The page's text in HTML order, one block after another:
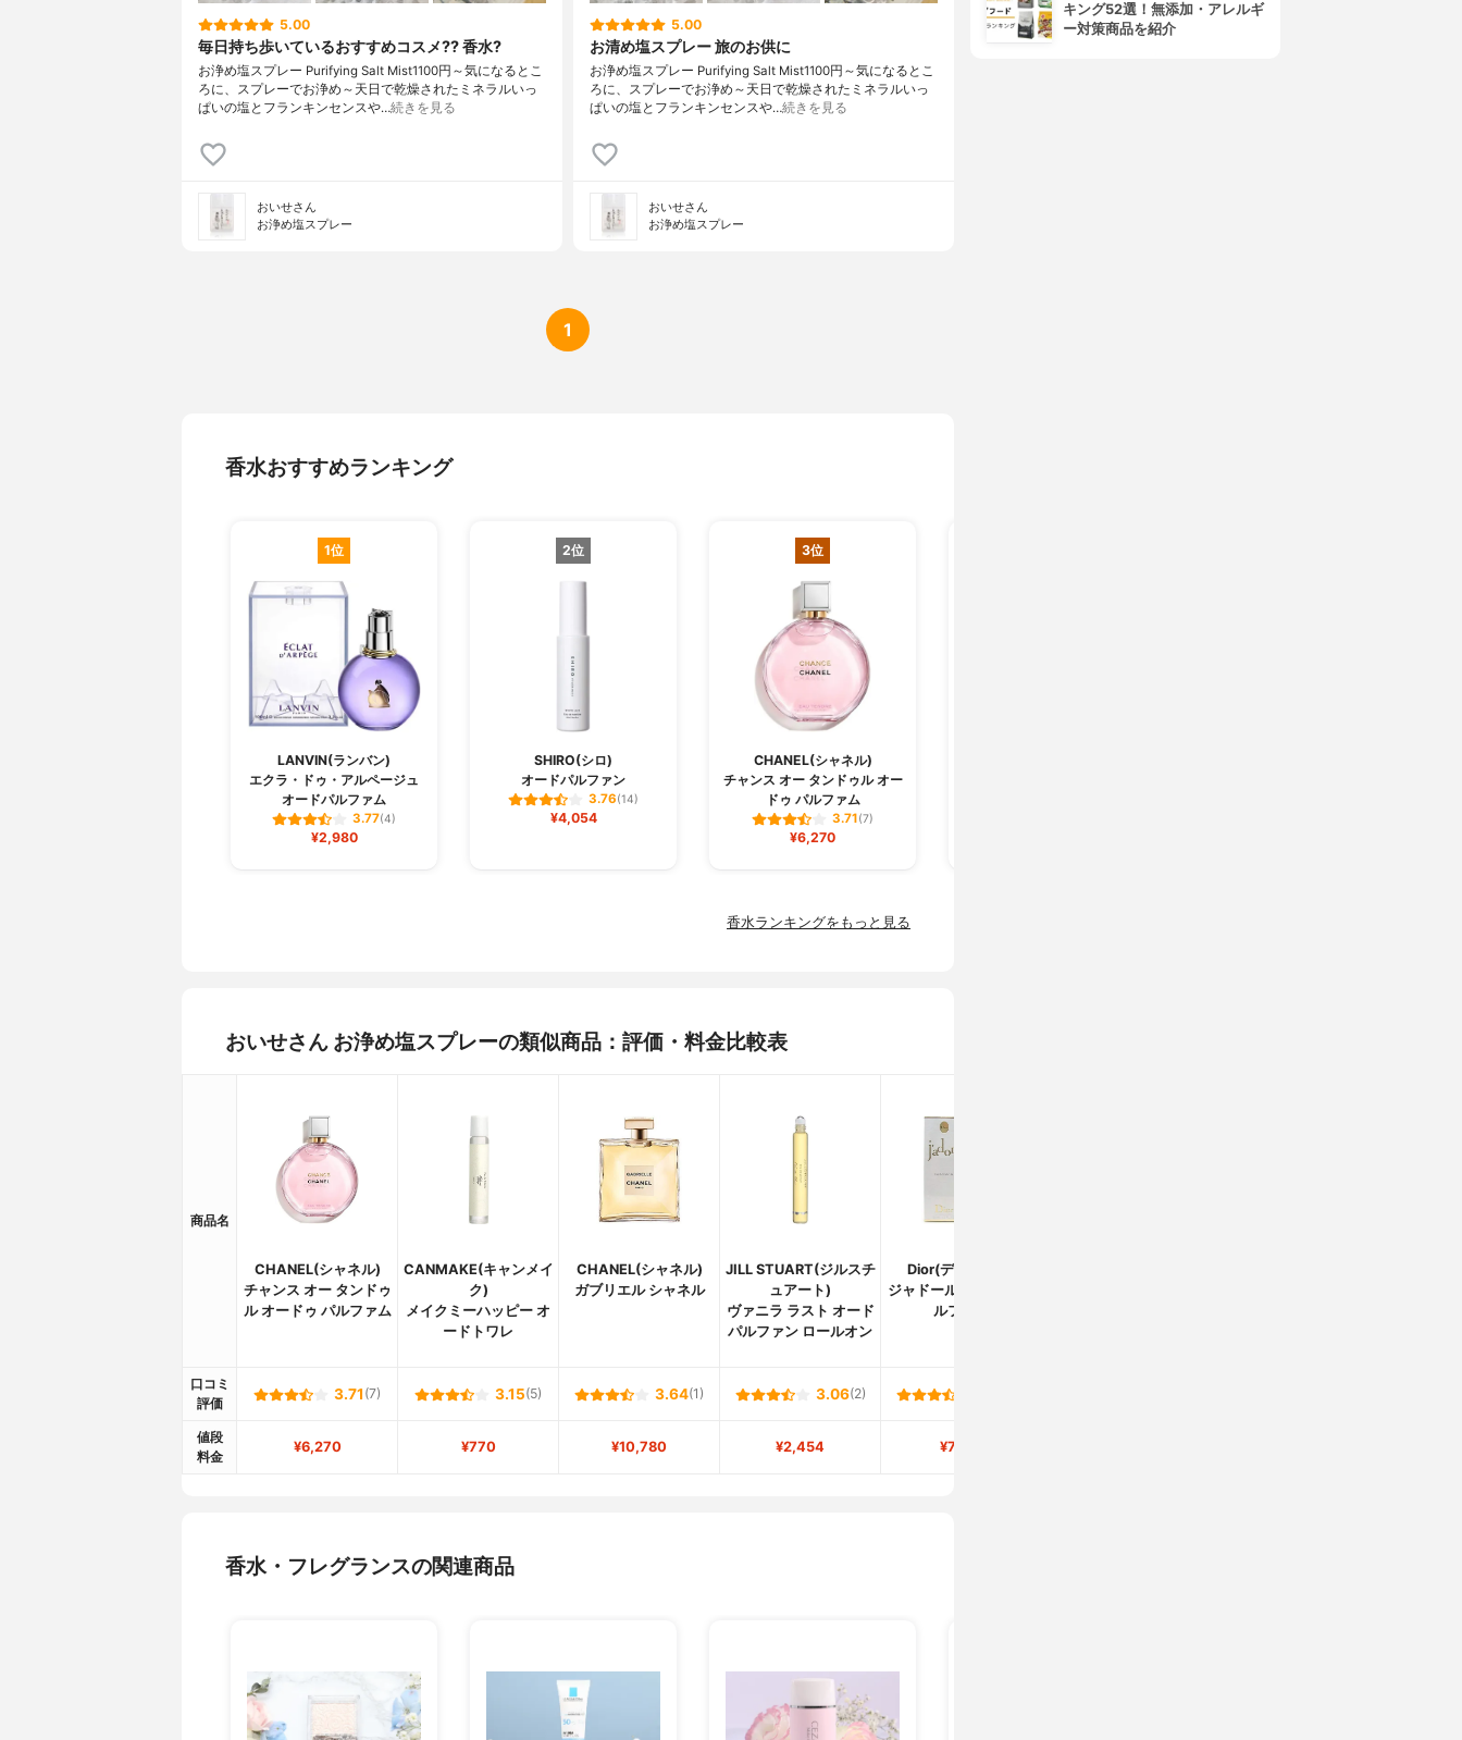
5.00
毎日持ち歩いているおすすめコスメ?? 香水?
お浄め塩スプレー Purifying Salt Mist1100円～気になるとこ
ろに、スプレーでお浄め～天日で乾燥されたミネラルいっ
ぱいの塩とフランキンセンスや…続きを見る
おいせさん
お浄め塩スプレー
5.00
お清め塩スプレー 旅のお供に
お浄め塩スプレー Purifying Salt Mist1100円～気になるとこ
ろに、スプレーでお浄め～天日で乾燥されたミネラルいっ
ぱいの塩とフランキンセンスや…続きを見る
おいせさん
お浄め塩スプレー
1
香水おすすめランキング
1位
LANVIN(ランバン)
エクラ・ドゥ・アルページュ
オードパルファム
3.77(4)
¥2,980
2位
SHIRO(シロ)
オードパルファン
3.76(14)
¥4,054
3位
CHANEL(シャネル)
チャンス オー タンドゥル オー
ドゥ パルファム
3.71(7)
¥6,270
香水ランキングをもっと見る
おいせさん お浄め塩スプレーの類似商品：評価・料金比較表
商品名
CHANEL(シャネル)
チャンス オー タンドゥ
ル オードゥ パルファム
CANMAKE(キャンメイ
ク)
メイクミーハッピー オ
ードトワレ
CHANEL(シャネル)
ガブリエル シャネル
JILL STUART(ジルスチ
ュアート)
ヴァニラ ラスト オード
パルファン ロールオン
Dior(ディオール)
ジャドール オードゥ パ
ルファン
口コミ
評価
3.71 (7) 3.15(5) 3.64(1) 3.06(2)
値段
料金
¥6,270 ¥770 ¥10,780 ¥2,454 ¥7,412
香水・フレグランスの関連商品
キング52選！無添加・アレルギ
ー対策商品を紹介